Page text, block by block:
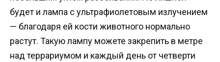
будет и лампа с ультрафиолетовым излучением
— благодаря ей кости животного нормально
растут. Такую лампу можете закрепить в метре
над террариумом и каждый день от четверти